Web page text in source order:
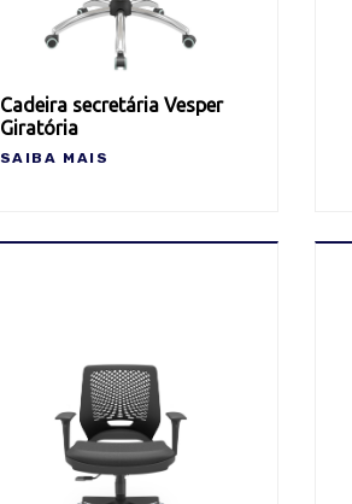
Cadeira secretária Vesper
Giratória
SAIBA MAIS